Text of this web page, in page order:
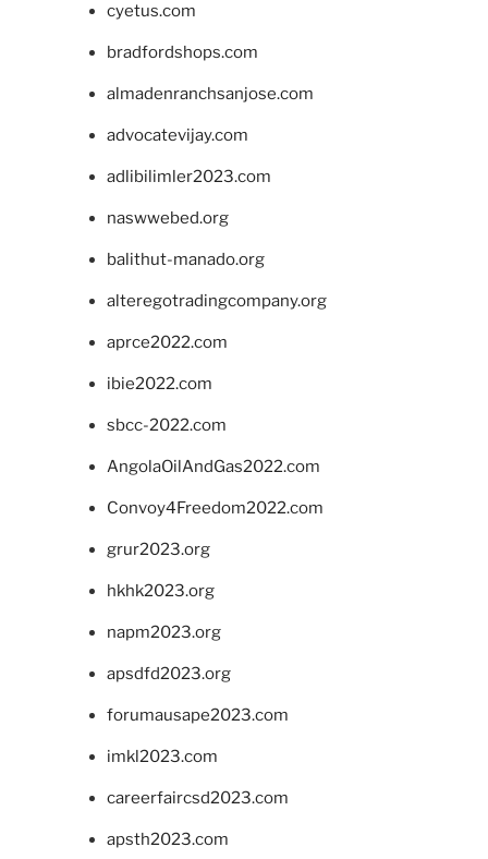
cyetus.com
bradfordshops.com
almadenranchsanjose.com
advocatevijay.com
adlibilimler2023.com
naswwebed.org
balithut-manado.org
alteregotradingcompany.org
aprce2022.com
ibie2022.com
sbcc-2022.com
AngolaOilAndGas2022.com
Convoy4Freedom2022.com
grur2023.org
hkhk2023.org
napm2023.org
apsdfd2023.org
forumausape2023.com
imkl2023.com
careerfaircsd2023.com
apsth2023.com